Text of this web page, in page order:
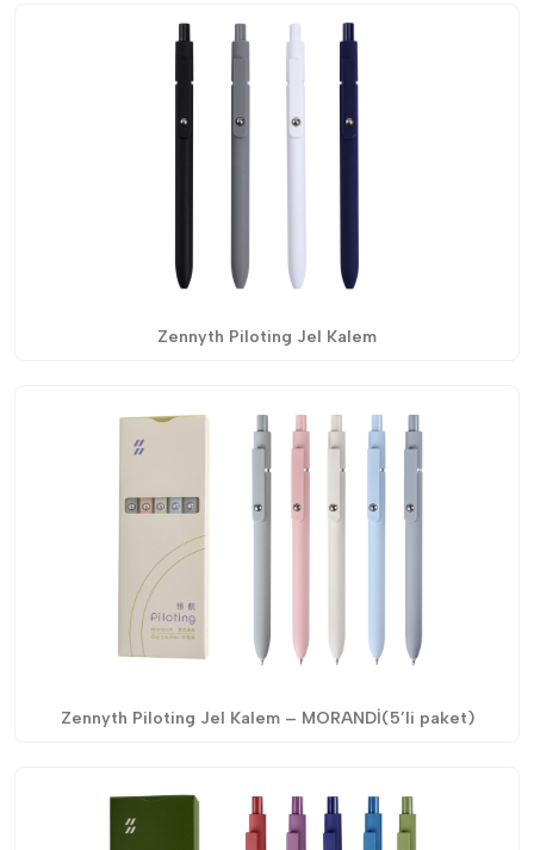
Zennyth Piloting Jel Kalem
Zennyth Piloting Jel Kalem – MORANDİ(5’li paket)